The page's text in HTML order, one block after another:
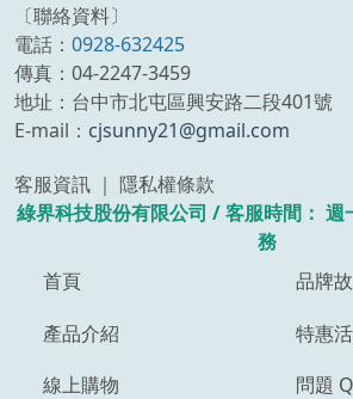
〔聯絡資料〕
電話： 0928-632425
傳真：04-2247-3459
地址：台中市北屯區興安路二段401號
E-mail： cjsunny21@gmail.com
客服資訊 ｜ 隱私權條款
綠界科技股份有限公司 /客服時間： 週
務
首頁
品牌
產品介紹
特惠
線上購物
問題